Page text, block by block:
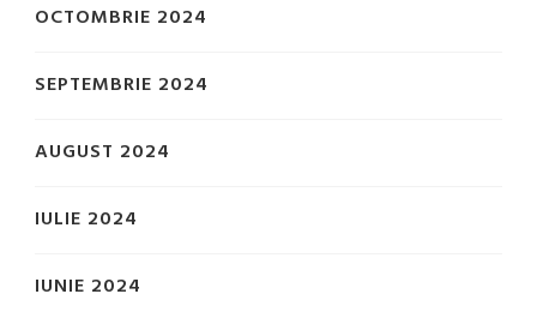
OCTOMBRIE 2024
SEPTEMBRIE 2024
AUGUST 2024
IULIE 2024
IUNIE 2024